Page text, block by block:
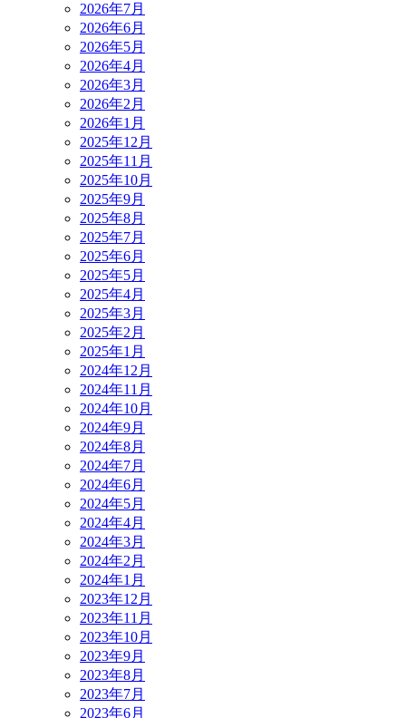
2026年7月
2026年6月
2026年5月
2026年4月
2026年3月
2026年2月
2026年1月
2025年12月
2025年11月
2025年10月
2025年9月
2025年8月
2025年7月
2025年6月
2025年5月
2025年4月
2025年3月
2025年2月
2025年1月
2024年12月
2024年11月
2024年10月
2024年9月
2024年8月
2024年7月
2024年6月
2024年5月
2024年4月
2024年3月
2024年2月
2024年1月
2023年12月
2023年11月
2023年10月
2023年9月
2023年8月
2023年7月
2023年6月